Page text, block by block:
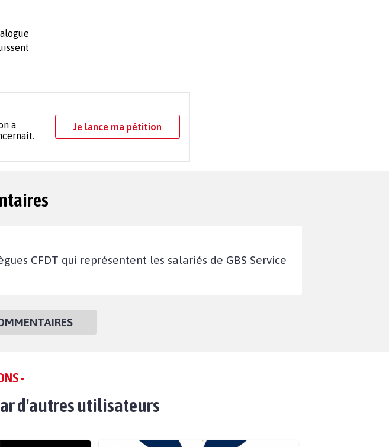
a
Je lance ma pétition
CFDT qui représentent les salariés de GBS Service
-
d'autres utilisateurs